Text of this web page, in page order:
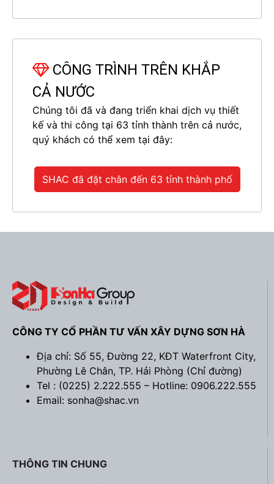
CÔNG TRÌNH TRÊN KHẮP
CẢ NƯỚC
Chúng tôi đã và đang triển khai dịch vụ thiết
kế và thi công tại 63 tỉnh thành trên cả nước,
quý khách có thể xem tại đây:
SHAC đã đặt chân đến 63 tỉnh thành phố
CÔNG TY CỔ PHẦN TƯ VẤN XÂY DỰNG SƠN HÀ
Địa chỉ: Số 55, Đường 22, KĐT Waterfront City,
Phường Lê Chân, TP. Hải Phòng (Chỉ đường)
Tel : (0225) 2.222.555 – Hotline: 0906.222.555
Email: sonha@shac.vn
THÔNG TIN CHUNG